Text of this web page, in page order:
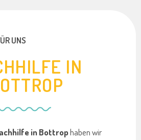
UNS
IN
in Bottrophaben wir